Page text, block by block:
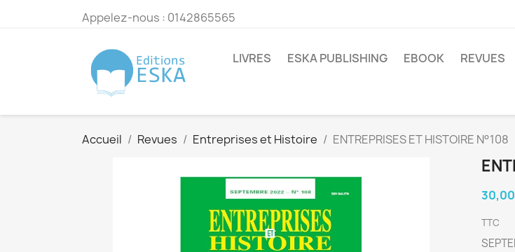
Appelez-nous : 0142865565
LIVRES ESKA PUBLISHING EBOOK REVUES
Accueil Revues Entreprises et Histoire ENTREPRISES ET HISTOIRE N°108
TTC